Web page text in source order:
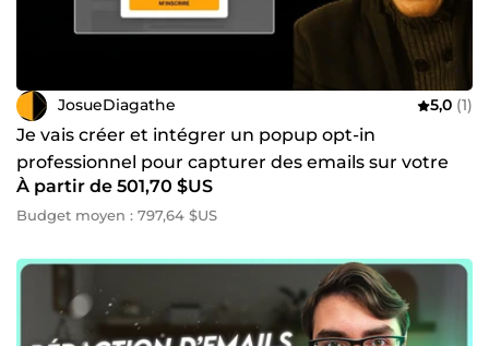
JosueDiagathe 5,0 (1)
Je vais créer et intégrer un popup opt-in
professionnel pour capturer des emails sur votre
site
À partir de 501,70 $US
Budget moyen : 797,64 $US